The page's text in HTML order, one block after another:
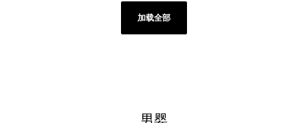
加载全部
男婴